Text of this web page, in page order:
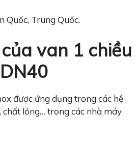
Quốc, Trung Quốc.
van 1 chiều
được ứng dụng trong các hệ
lỏng… trong các nhà máy